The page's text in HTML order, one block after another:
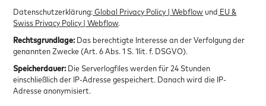
Datenschutzerklärung:Global Privacy Policy | Webflow und EU &
Swiss Privacy Policy | Webflow.
Rechtsgrundlage:Das berechtigte Interesse an der Verfolgung der
genannten Zwecke (Art. 6 Abs. 1 S. 1lit. f. DSGVO).
Speicherdauer:Die Serverlogfiles werden für 24 Stunden
einschließlich der IP-Adresse gespeichert. Danach wird die IP-
Adresse anonymisiert.